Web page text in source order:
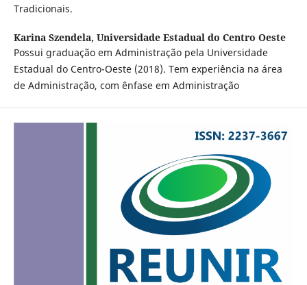
Tradicionais.
Karina Szendela, Universidade Estadual do Centro Oeste
Possui graduação em Administração pela Universidade
Estadual do Centro-Oeste (2018). Tem experiência na área
de Administração, com ênfase em Administração